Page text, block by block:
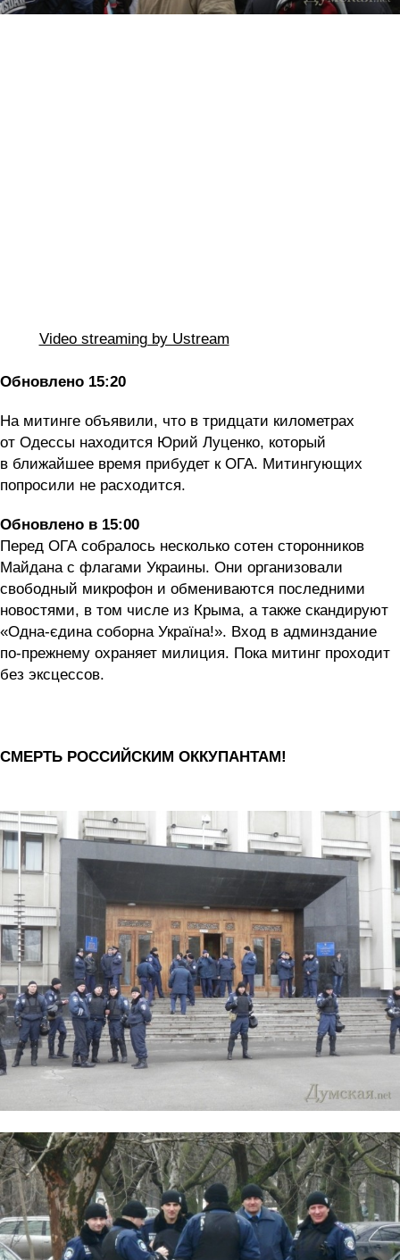
Video streaming by Ustream
Обновлено 15:20
На митинге объявили, что в тридцати километрах
от Одессы находится Юрий Луценко, который
в ближайшее время прибудет к ОГА. Митингующих
попросили не расходится.
Обновлено в 15:00
Перед ОГА собралось несколько сотен сторонников
Майдана с флагами Украины. Они организовали
свободный микрофон и обмениваются последними
новостями, в том числе из Крыма, а также скандируют
«Одна-єдина соборна Україна!». Вход в админздание
по-прежнему охраняет милиция. Пока митинг проходит
без эксцессов.
СМЕРТЬ РОССИЙСКИМ ОККУПАНТАМ!